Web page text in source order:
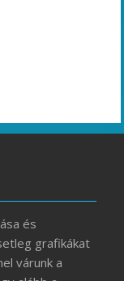
és
grafikákat
várunk a